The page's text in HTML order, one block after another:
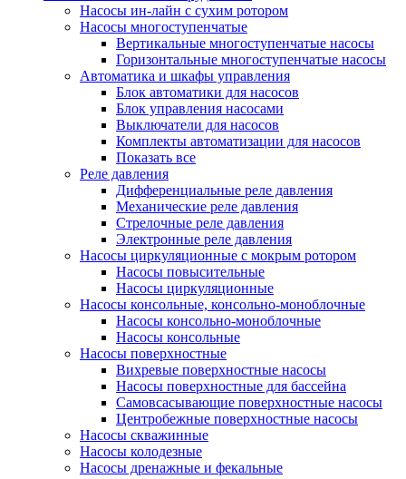
Насосы ин-лайн с сухим ротором
Насосы многоступенчатые
Вертикальные многоступенчатые насосы
Горизонтальные многоступенчатые насосы
Автоматика и шкафы управления
Блок автоматики для насосов
Блок управления насосами
Выключатели для насосов
Комплекты автоматизации для насосов
Показать все
Реле давления
Дифференциальные реле давления
Механические реле давления
Стрелочные реле давления
Электронные реле давления
Насосы циркуляционные с мокрым ротором
Насосы повысительные
Насосы циркуляционные
Насосы консольные, консольно-моноблочные
Насосы консольно-моноблочные
Насосы консольные
Насосы поверхностные
Вихревые поверхностные насосы
Насосы поверхностные для бассейна
Самовсасывающие поверхностные насосы
Центробежные поверхностные насосы
Насосы скважинные
Насосы колодезные
Насосы дренажные и фекальные